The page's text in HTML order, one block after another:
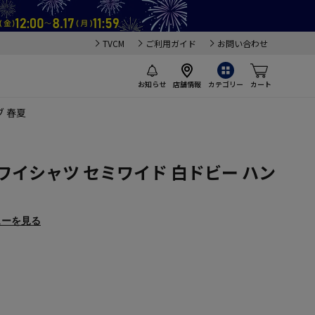
TVCM ご利用ガイド お問い合わせ
お知らせ 店舗情報 カテゴリー カート
春夏
イシャツ セミワイド 白ドビー ハン
を見る